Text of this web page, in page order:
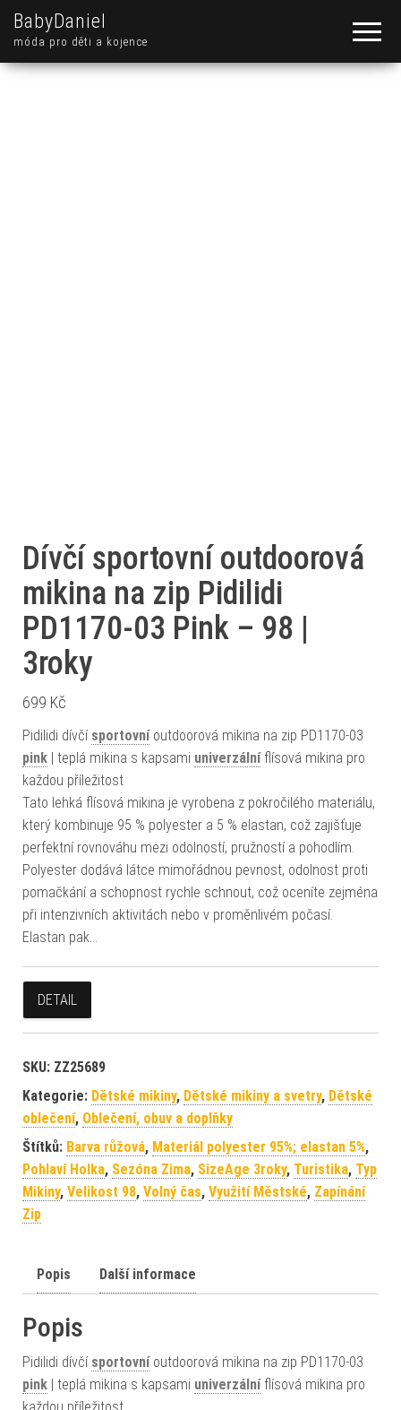
BabyDaniel
móda pro děti a kojence
Dívčí sportovní outdoorová
mikina na zip Pidilidi
PD1170-03 Pink – 98 |
3roky
699 Kč
Pidilidi dívčí sportovníoutdoorová mikina na zip PD1170-03
pink | teplá mikina s kapsami univerzálníflísová mikina pro
každou příležitost
Tato lehká flísová mikina je vyrobena z pokročilého materiálu,
který kombinuje 95 % polyester a 5 % elastan, což zajišťuje
perfektní rovnováhu mezi odolností, pružností a pohodlím.
Polyester dodává látce mimořádnou pevnost, odolnost proti
pomačkání a schopnost rychle schnout, což oceníte zejména
při intenzivních aktivitách nebo v proměnlivém počasí.
Elastan pak…
DETAIL
SKU: ZZ25689
Kategorie: Dětské mikiny, Dětské mikiny a svetry, Dětské
oblečení, Oblečení, obuv a doplňky
Štítků: Barva růžová, Materiál polyester 95%; elastan 5%,
Pohlaví Holka, Sezóna Zima, SizeAge 3roky, Turistika, Typ
Mikiny, Velikost 98, Volný čas, Využití Městské, Zapínání
Zip
Popis Další informace
Popis
Pidilidi dívčí sportovníoutdoorová mikina na zip PD1170-03
pink | teplá mikina s kapsami univerzálníflísová mikina pro
každou příležitost